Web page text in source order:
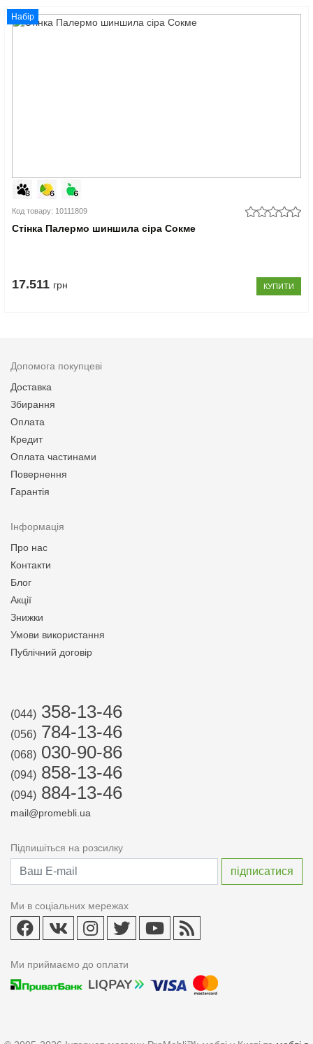
Набір
Код товару: 10111809
Стінка Палермо шиншила сіра Сокме
17.511 грн КУПИТИ
Допомога покупцеві
Доставка
Збирання
Оплата
Кредит
Оплата частинами
Повернення
Гарантія
Інформація
Про нас
Контакти
Блог
Акції
Знижки
Умови використання
Публічний договір
(044) 358-13-46
(056) 784-13-46
(068) 030-90-86
(094) 858-13-46
(094) 884-13-46
mail@promebli.ua
Підпишіться на розсилку
Ми в соціальних мережах
Ми приймаємо до оплати